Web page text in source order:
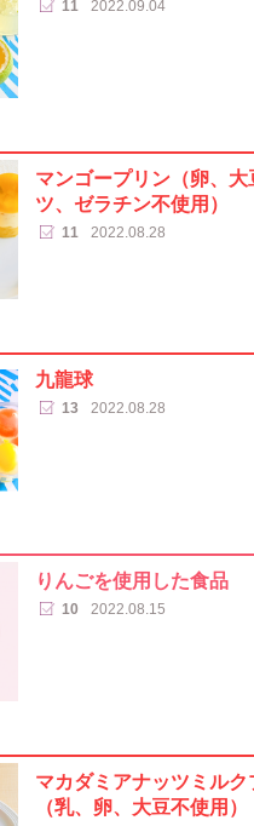
11 2022.09.04
マンゴープリン（卵、大
ツ、ゼラチン不使用）
11 2022.08.28
九龍球
13 2022.08.28
りんごを使用した食品
10 2022.08.15
マカダミアナッツミルク
（乳、卵、大豆不使用）